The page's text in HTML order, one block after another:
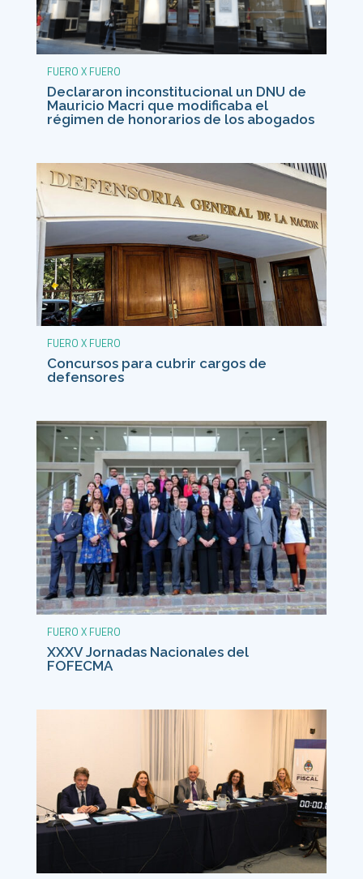
FUERO X FUERO
Declararon inconstitucional un DNU de
Mauricio Macri que modificaba el
régimen de honorarios de los abogados
FUERO X FUERO
Concursos para cubrir cargos de
defensores
FUERO X FUERO
XXXV Jornadas Nacionales del
FOFECMA